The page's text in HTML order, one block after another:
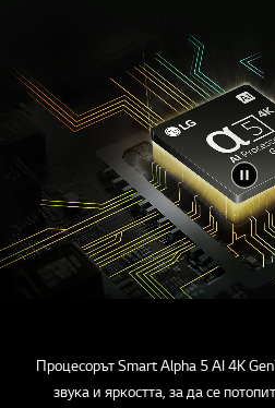
Процесорът Smart Alpha 5 AI 4K
звука и яркостта, за да се